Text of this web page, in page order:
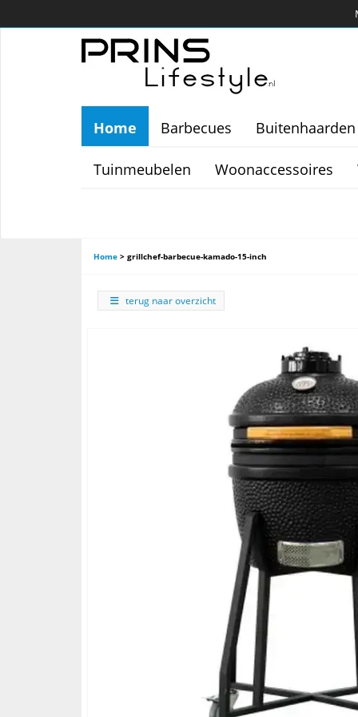
Home Barbecues Buitenhaarden
Tuinmeubelen Woonaccessoires
Home > grillchef-barbecue-kamado-15-inch
terug naar overzicht